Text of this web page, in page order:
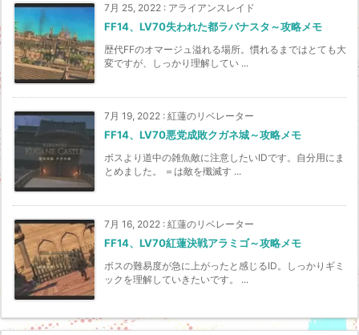
7月 25, 2022 : アライアンスレイド
FF14、LV70失われた都ラバナスタ～攻略メモ
歴代FFのオマージュ溢れる場所。慣れるまではとても大
変ですが、しっかり理解してい ...
7月 19, 2022 : 紅蓮のリベレーター
FF14、LV70悪党成敗クガネ城～攻略メモ
ボスより道中の雑魚敵に注意したいIDです。自分用にま
とめました。 ＝は敵を殲滅す ...
7月 16, 2022 : 紅蓮のリベレーター
FF14、LV70紅蓮決戦アラミゴ～攻略メモ
ボスの難易度が急に上がったと感じるID。しっかりギミ
ックを理解していきたいです。 ...